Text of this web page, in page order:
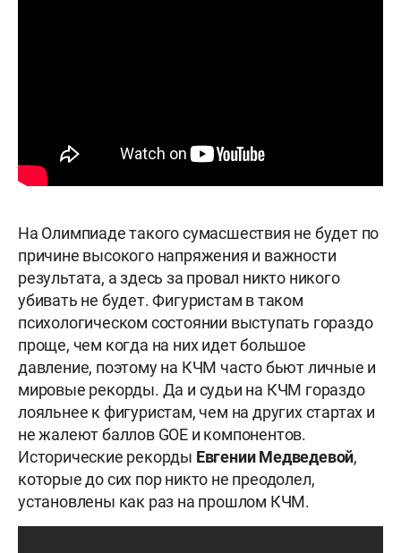
На Олимпиаде такого сумасшествия не будет по
причине высокого напряжения и важности
результата, а здесь за провал никто никого
убивать не будет. Фигуристам в таком
психологическом состоянии выступать гораздо
проще, чем когда на них идет большое
давление, поэтому на КЧМ часто бьют личные и
мировые рекорды. Да и судьи на КЧМ гораздо
лояльнее к фигуристам, чем на других стартах и
не жалеют баллов GOE и компонентов.
Исторические рекорды Евгении Медведевой,
которые до сих пор никто не преодолел,
установлены как раз на прошлом КЧМ.